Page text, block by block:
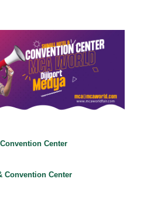
Center
Convention Center